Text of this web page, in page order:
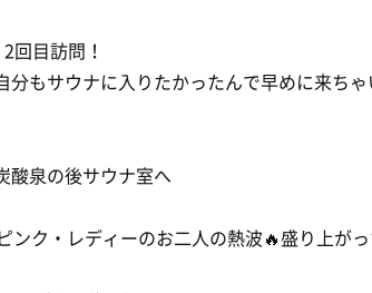
回目訪問！
分もサウナに入りたかったんで早めに来ち
酸泉の後サウナ室へ
ンク・レディーのお二人の熱波🔥盛り上が